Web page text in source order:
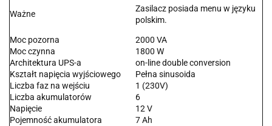
Ważne
Zasilacz posiada menu w języku
polskim.
Moc pozorna
2000 VA
Moc czynna
1800 W
Architektura UPS-a
on-line double conversion
Kształt napięcia wyjściowego
Pełna sinusoida
Liczba faz na wejściu
1 (230V)
Liczba akumulatorów
6
Napięcie
12 V
Pojemność akumulatora
7 Ah